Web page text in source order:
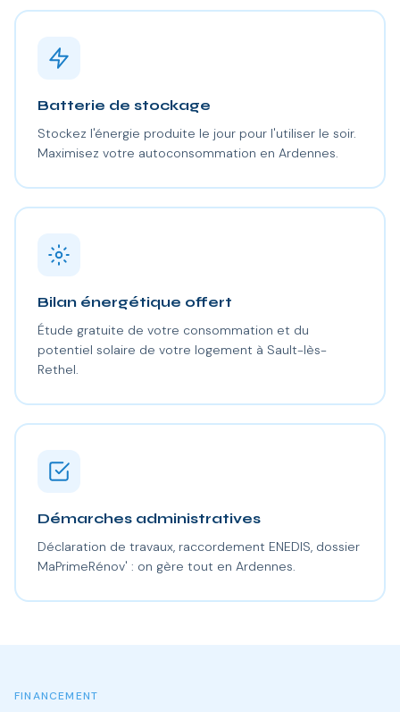
Batterie de stockage
Stockez l'énergie produite le jour pour l'utiliser le soir.
Maximisez votre autoconsommation en Ardennes.
Bilan énergétique offert
Étude gratuite de votre consommation et du
potentiel solaire de votre logement à Sault-lès-
Rethel.
Démarches administratives
Déclaration de travaux, raccordement ENEDIS, dossier
MaPrimeRénov' : on gère tout en Ardennes.
FINANCEMENT